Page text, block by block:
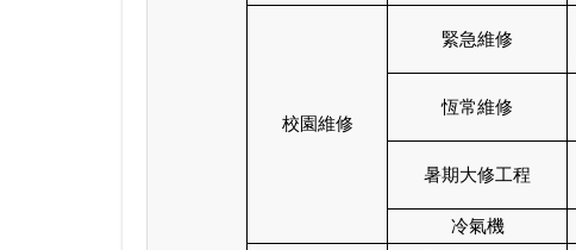
校園維修
緊急維修
恆常維修
暑期大修工程
冷氣機